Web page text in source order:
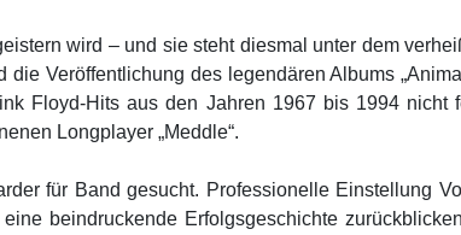
wird – und sie steht diesmal unter dem
Veröffentlichung des legendären Albums
Floyd-Hits aus den Jahren 1967 bis 1994 nicht
Longplayer „Meddle“.
für Band gesucht. Professionelle Einstellung
beindruckende Erfolgsgeschichte